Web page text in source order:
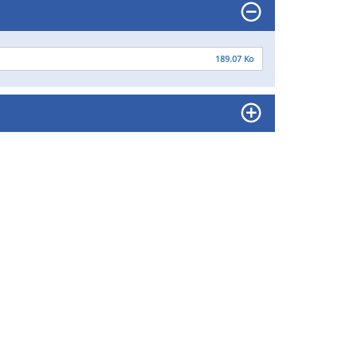
189.07 Ko